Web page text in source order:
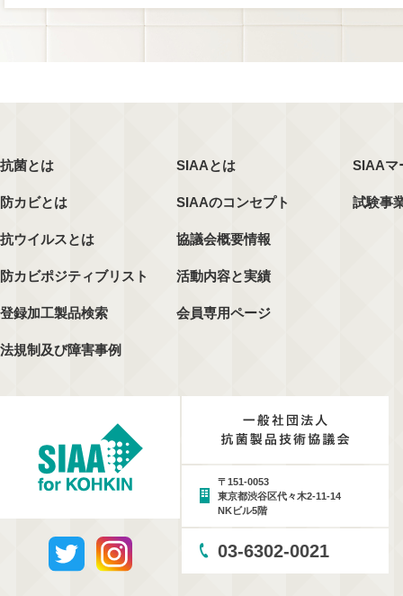
抗菌とは
防カビとは
抗ウイルスとは
防カビポジティブリスト
登録加工製品検索
法規制及び障害事例
SIAAとは
SIAAのコンセプト
協議会概要情報
活動内容と実績
会員専用ページ
SIAAマ
試験事
〒151-0053
東京都渋谷区代々木2-11-14
NKビル5階
03-6302-0021